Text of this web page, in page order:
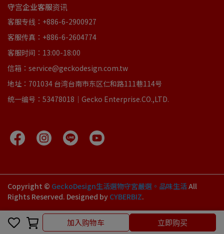
加入购物车 立即购买
守宫企业客服资讯
客服专线：+886-6-2900927
客服传真：+886-6-2604774
客服时间：13:00-18:00
信箱：service@geckodesign.com.tw
地址：701034 台湾台南市东区仁和路111巷114号
统一编号：53478018｜Gecko Enterprise.CO.,LTD.
Copyright © GeckoDesign生活選物守宮嚴選。品味生活All
Rights Reserved. Designed by CYBERBIZ.